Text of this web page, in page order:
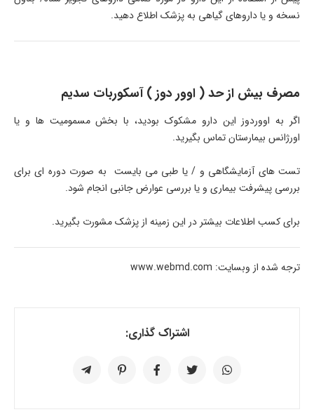
نسخه و یا داروهای گیاهی به پزشک اطلاع دهید.
مصرف بیش از حد ( اوور دوز ) آسکوربات سدیم
اگر به اووردوز این دارو مشکوک بودید، با بخش مسمومیت ها و یا
اورژانس بیمارستان تماس بگیرید.
تست های آزمایشگاهی و / یا طبی می بایست به صورت دوره ای برای
بررسی پیشرفت بیماری و یا بررسی عوارض جانبی انجام شود.
برای کسب اطلاعات بیشتر در این زمینه از پزشک مشورت بگیرید.
ترجه شده از وبسایت: www.webmd.com
اشتراک گذاری: